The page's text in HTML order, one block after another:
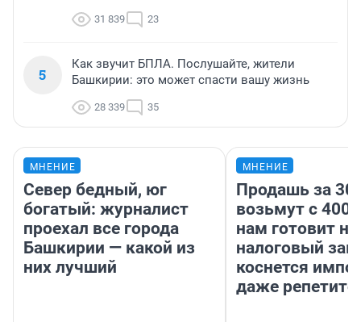
31 839 23
5
Как звучит БПЛА. Послушайте, жители
Башкирии: это может спасти вашу жизнь
28 339 35
МНЕНИЕ
Север бедный, юг
богатый: журналист
проехал все города
Башкирии — какой из
них лучший
МНЕНИЕ
Продашь за
возьмут с
нам готовит
налоговый
коснется
даже